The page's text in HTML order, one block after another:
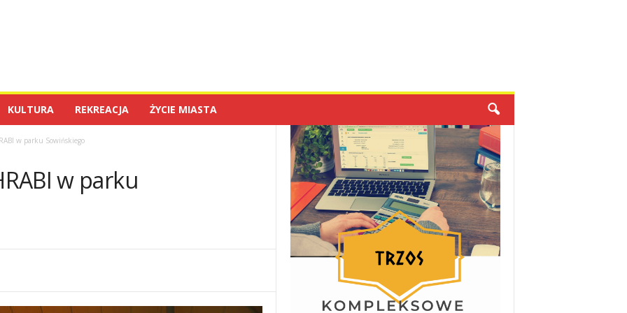
KULTURA REKREACJA ŻYCIE MIASTA
w parku Sowińskiego
w parku